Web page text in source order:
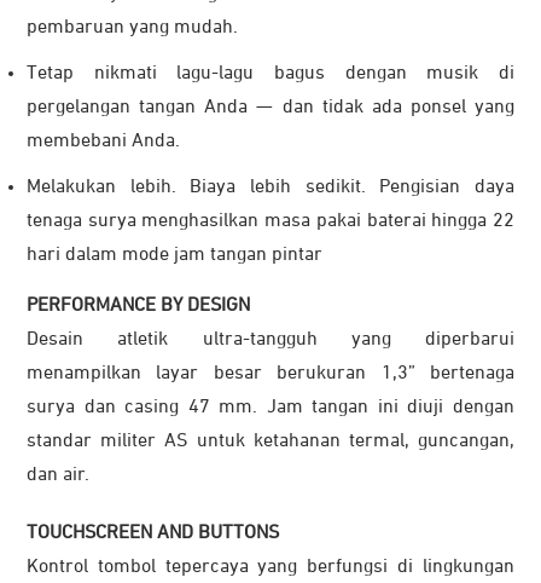
pembaruan yang mudah.
Tetap nikmati lagu-lagu bagus dengan musik di
pergelangan tangan Anda — dan tidak ada ponsel yang
membebani Anda.
Melakukan lebih. Biaya lebih sedikit. Pengisian daya
tenaga surya menghasilkan masa pakai baterai hingga 22
hari dalam mode jam tangan pintar
PERFORMANCE BY DESIGN
Desain atletik ultra-tangguh yang diperbarui
menampilkan layar besar berukuran 1,3” bertenaga
surya dan casing 47 mm. Jam tangan ini diuji dengan
standar militer AS untuk ketahanan termal, guncangan,
dan air.
TOUCHSCREEN AND BUTTONS
Kontrol tombol tepercaya yang berfungsi di lingkungan